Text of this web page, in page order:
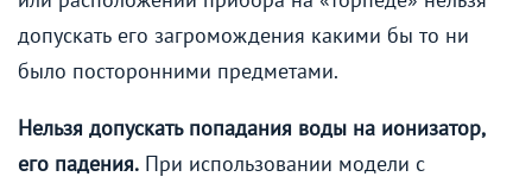
допускать его загромождения какими бы то ни
было посторонними предметами.
Нельзя допускать попадания воды на ионизатор,
его падения. При использовании модели с